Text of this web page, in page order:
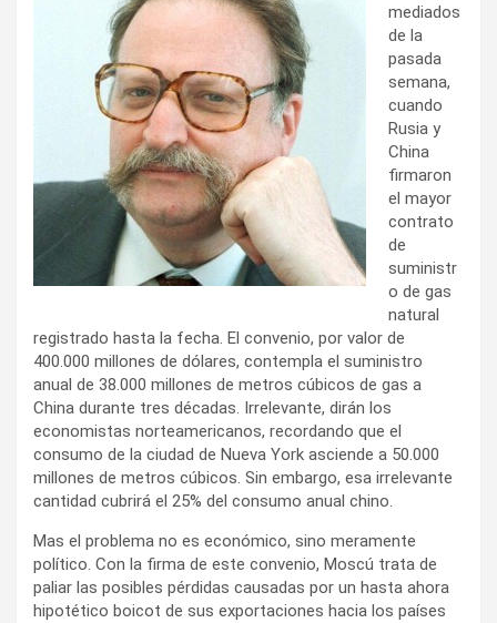
mediados
de la
pasada
semana,
cuando
Rusia y
China
firmaron
el mayor
contrato
de
suministr
o de gas
natural
registrado hasta la fecha. El convenio, por valor de
400.000 millones de dólares, contempla el suministro
anual de 38.000 millones de metros cúbicos de gas a
China durante tres décadas. Irrelevante, dirán los
economistas norteamericanos, recordando que el
consumo de la ciudad de Nueva York asciende a 50.000
millones de metros cúbicos. Sin embargo, esa irrelevante
cantidad cubrirá el 25% del consumo anual chino.
Mas el problema no es económico, sino meramente
político. Con la firma de este convenio, Moscú trata de
paliar las posibles pérdidas causadas por un hasta ahora
hipotético boicot de sus exportaciones hacia los países